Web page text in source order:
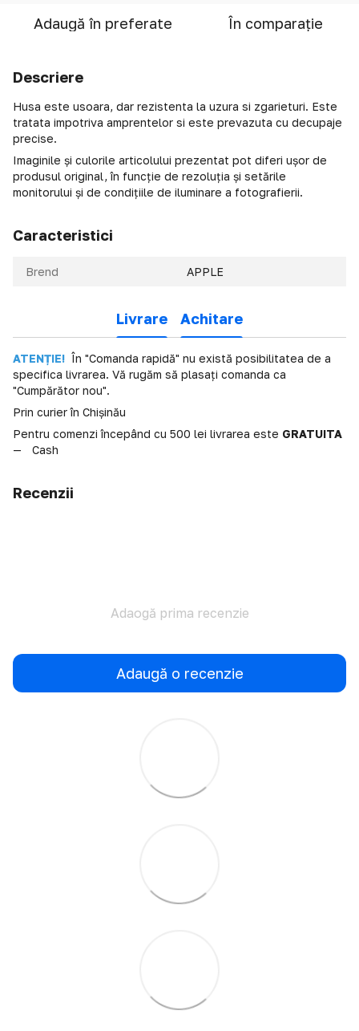
Adaugă în preferate În comparație
Descriere
Husa este usoara, dar rezistenta la uzura si zgarieturi. Este
tratata impotriva amprentelor si este prevazuta cu decupaje
precise.
Imaginile și culorile articolului prezentat pot diferi ușor de
produsul original, în funcție de rezoluția și setările
monitorului și de condițiile de iluminare a fotografierii.
Caracteristici
Brend APPLE
Livrare Achitare
ATENȚIE! În "Comanda rapidă" nu există posibilitatea de a
specifica livrarea. Vă rugăm să plasați comanda ca
"Cumpărător nou".
Prin curier în Chișinău
Pentru comenzi începând cu 500 lei livrarea este GRATUITA
Cash
Recenzii
Adaogă prima recenzie
Adaugă o recenzie